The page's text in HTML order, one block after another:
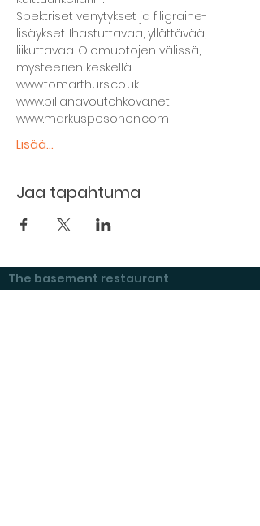
Spektriset venytykset ja filigraine-
lisäykset. Ihastuttavaa, yllättävää,
liikuttavaa. Olomuotojen välissä,
mysteerien keskellä.
www.tomarthurs.co.uk
www.bilianavoutchkova.net
www.markuspesonen.com
Lisää...
Jaa tapahtuma
The basement restaurant